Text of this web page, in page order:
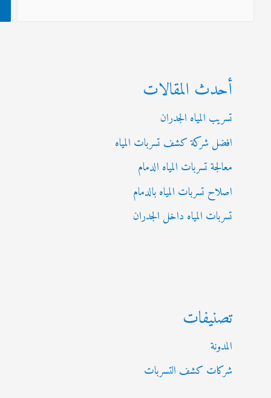
أحدث المقالات
تسريب المياه الجدران
افضل شركة كشف تسربات المياه
معالجة تسربات المياه الدمام
اصلاح تسربات المياه بالدمام
تسربات المياه داخل الجدران
تصنيفات
شركات كشف التسربات